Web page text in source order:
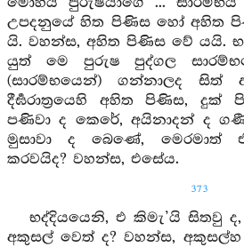
උපදනුයේ හිත පිණිස හෝ අහිත
යි. වහන්ස, අහිත පිණිස වේ යයි.
යුත් මෙ පුරුෂ පුද්ගල
(සාරම්භයෙන්) ගන්නාලද
දීර්‍ඝරාත්‍රයෙහි අහිත පිණිස,
පණිවා ද කෙරේ, අයිනාදන් ද
මුසාවා ද බෙණේ, මෙරමාත්
කරවයිද? වහන්ස, එසේය.
373
භද්දියයෙනි, එ කිමැ’යි සිතවු
අකුසල් වෙත් ද? වහන්ස,